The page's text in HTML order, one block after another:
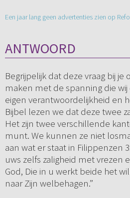
Een jaar lang geen advertenties zien op
ANTWOORD
Begrijpelijk dat deze vraag bij
maken met de spanning die
eigen verantwoordelijkheid en
Bijbel lezen we dat deze twee
Het zijn twee verschillende
munt. We kunnen ze niet
aan wat er staat in Filippenzen
uws zelfs zaligheid met vrezen
God, Die in u werkt beide het
naar Zijn welbehagen.”